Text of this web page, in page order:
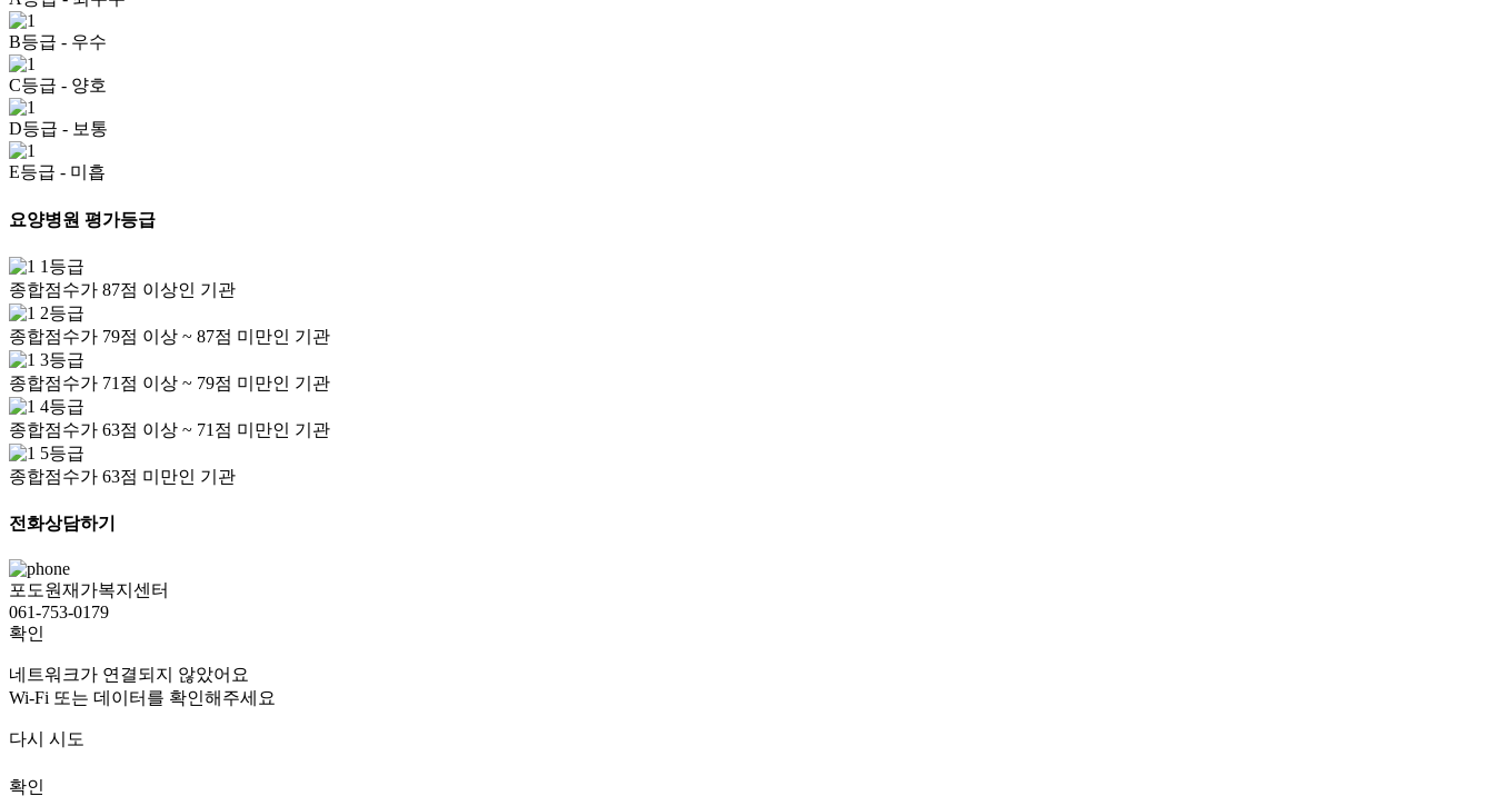
B등급 - 우수
C등급 - 양호
D등급 - 보통
E등급 - 미흡
요양병원 평가등급
1등급
종합점수가 87점 이상인 기관
2등급
종합점수가 79점 이상 ~ 87점 미만인 기관
3등급
종합점수가 71점 이상 ~ 79점 미만인 기관
4등급
종합점수가 63점 이상 ~ 71점 미만인 기관
5등급
종합점수가 63점 미만인 기관
전화상담하기
포도원재가복지센터
061-753-0179
확인
네트워크가 연결되지 않았어요
Wi-Fi 또는 데이터를 확인해주세요
다시 시도
확인